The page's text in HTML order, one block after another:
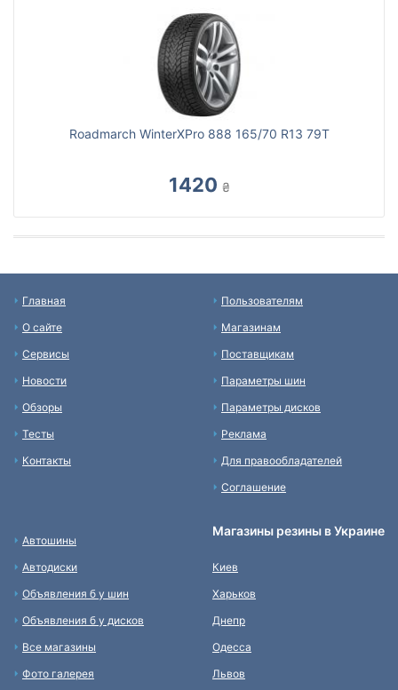
Roadmarch WinterXPro 888 165/70 R13 79T
1420 ₴
Главная
О сайте
Сервисы
Новости
Обзоры
Тесты
Контакты
Пользователям
Магазинам
Поставщикам
Параметры шин
Параметры дисков
Реклама
Для правообладателей
Соглашение
Автошины
Автодиски
Объявления б у шин
Объявления б у дисков
Все магазины
Фото галерея
Магазины резины в Украине
Киев
Харьков
Днепр
Одесса
Львов